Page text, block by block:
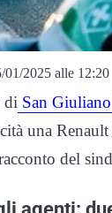
01/2025 alle 12:20
di San
una
del
agenti: